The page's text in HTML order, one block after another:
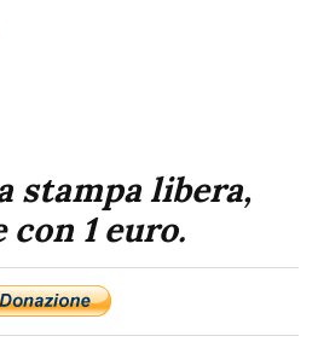
stampa libera,
con 1 euro.